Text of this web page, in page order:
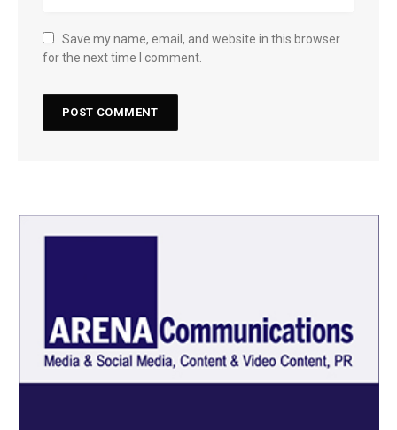
Save my name, email, and website in this browser
for the next time I comment.